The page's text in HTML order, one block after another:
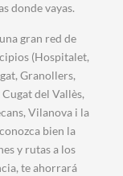
donde vayas.
gran red de
(Hospitalet,
Granollers,
del Vallès,
Vilanova i la
bien la
y rutas a los
te ahorrará